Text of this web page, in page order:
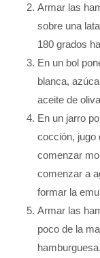
Armar las
sobre una
180 grados
En un bol
blanca,
aceite de
En un jarro
cocción, jugo
comenzar
comenzar a
formar la
Armar las
poco de la